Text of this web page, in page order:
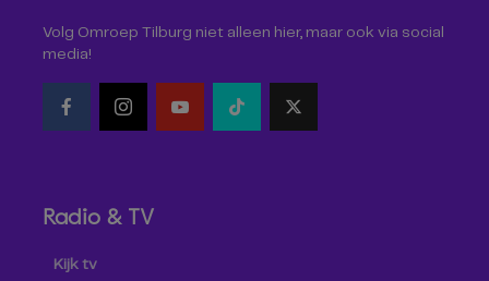
Volg Omroep Tilburg niet alleen hier, maar ook via social
media!
Radio & TV
Kijk tv